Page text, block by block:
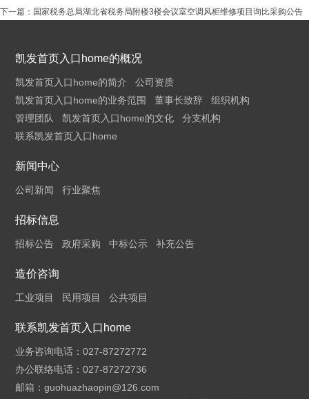
下一篇： 国家税务总局湖北省税务局附楼3楼会议室空调风柜维修项目询比采购公告
凯发首页入口home的概况
凯发首页入口home的简介
公司资质
凯发首页入口home的业务范围
董事长致辞
组织机构
管理团队
凯发首页入口home的文化
分支机构
联系凯发首页入口home
新闻中心
公司新闻 行业聚焦
招标信息
招标公告 政府采购 中标公示 补充公告
造价咨询
工业项目 民用项目 公共项目
联系凯发首页入口home
业务咨询电话：027-87272772
办公联络电话：027-87272736
邮箱：guohuazhaopin@126.com